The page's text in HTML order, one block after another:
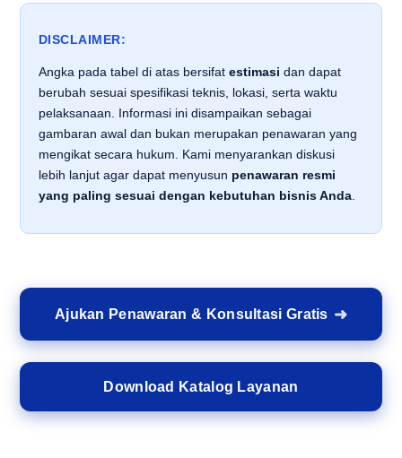
DISCLAIMER:
Angka pada tabel di atas bersifat estimasi dan dapat
berubah sesuai spesifikasi teknis, lokasi, serta waktu
pelaksanaan. Informasi ini disampaikan sebagai
gambaran awal dan bukan merupakan penawaran yang
mengikat secara hukum. Kami menyarankan diskusi
lebih lanjut agar dapat menyusun penawaran resmi
yang paling sesuai dengan kebutuhan bisnis Anda.
Ajukan Penawaran & Konsultasi Gratis
Download Katalog Layanan